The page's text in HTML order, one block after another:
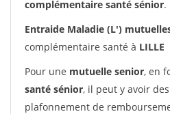
complémentaire santé sénior.
Entraide Maladie (L')
complémentaire santé à LILLE
Pour une mutuelle senior, en
santé sénior, il peut y avoir
plafonnement de